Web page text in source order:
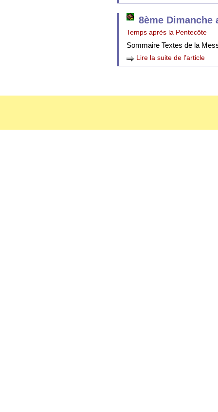
8ème Dimanche
Temps après la Pentecôte
Sommaire Textes de la
Lire la suite de l’article